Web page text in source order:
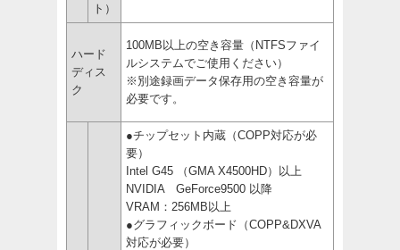
ト）
ハード
ディス
ク
100MB以上の空き容量（NTFSファイ
ルシステムでご使用ください）
※別途録画データ保存用の空き容量が
必要です。
●チップセット内蔵（COPP対応が必
要）
Intel G45 （GMA X4500HD）以上
NVIDIA GeForce9500 以降
VRAM：256MB以上
●グラフィックボード（COPP&DXVA
対応が必要）